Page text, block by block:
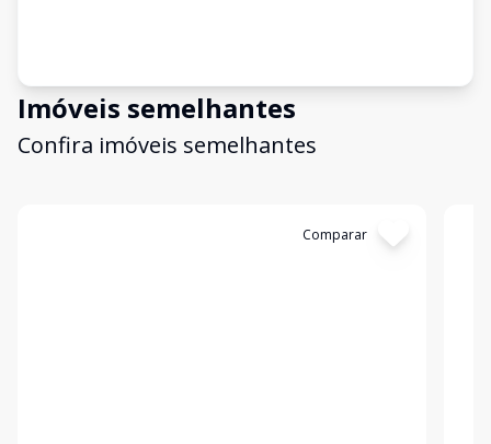
Imóveis semelhantes
Confira imóveis semelhantes
Comparar